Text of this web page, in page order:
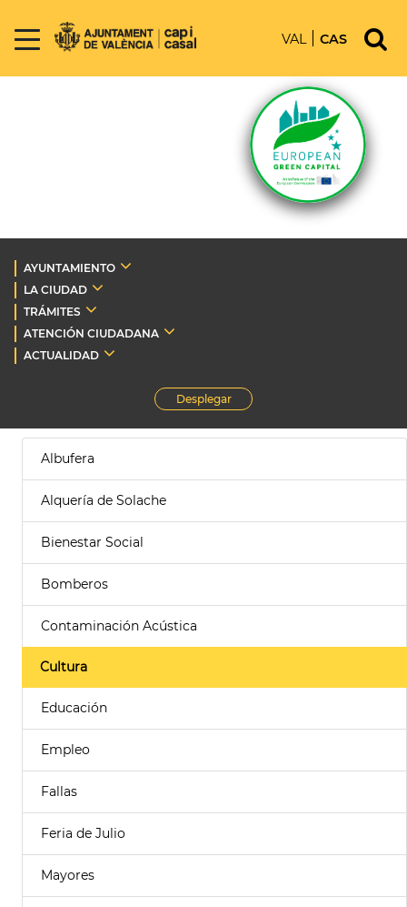
VAL CAS
AYUNTAMIENTO
LA CIUDAD
TRÁMITES
ATENCIÓN CIUDADANA
ACTUALIDAD
Desplegar
Albufera
Alquería de Solache
Bienestar Social
Bomberos
Contaminación Acústica
Cultura
Educación
Empleo
Fallas
Feria de Julio
Mayores